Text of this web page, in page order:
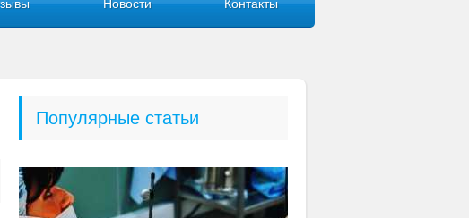
Новости Контакты
Популярные статьи